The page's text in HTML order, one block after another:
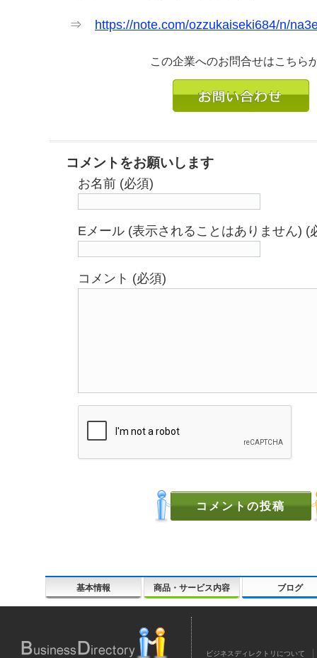
⇒ https://note.com/ozzukaiseki684/n/
この企業へのお問合せはこちら
コメントをお願いします
お名前 (必須)
Eメール (表示されることはありません) (
コメント (必須)
基本情報 商品・サービス内容 ブログ
ビジネスディレクトリについて